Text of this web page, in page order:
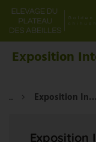
Exposition
... Exposition Internationale de Cahors le27-07-2014
Exposition